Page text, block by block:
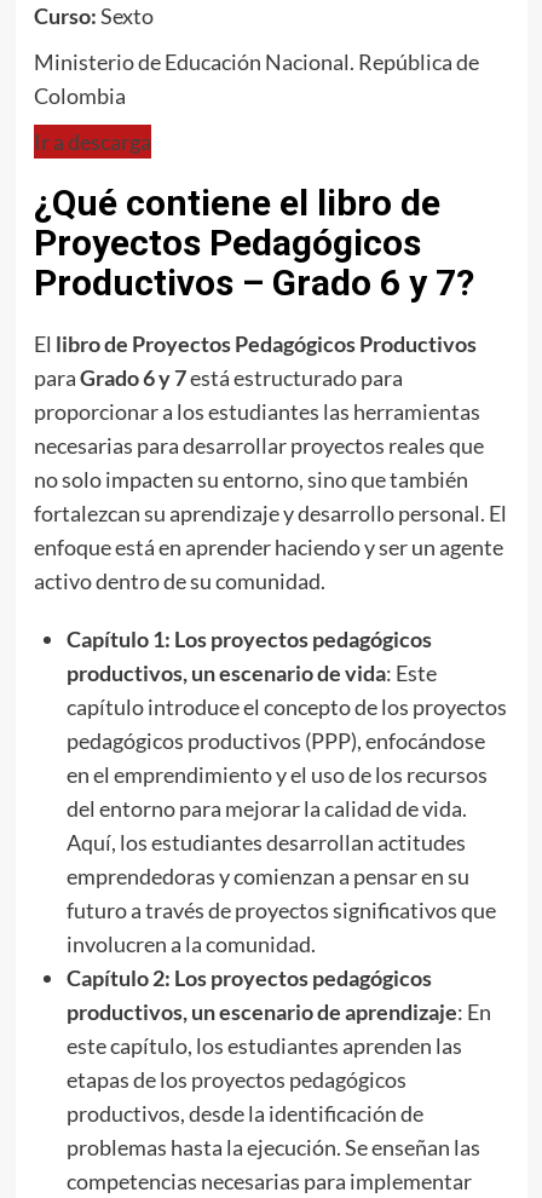
Curso:Sexto
Ministerio de Educación Nacional. República de
Colombia
Ir a descarga
¿Qué contiene el libro de
Proyectos Pedagógicos
Productivos – Grado 6 y 7?
El libro de Proyectos Pedagógicos Productivos
paraGrado 6 y 7está estructurado para
proporcionar a los estudiantes las herramientas
necesarias para desarrollar proyectos reales que
no solo impacten su entorno, sino que también
fortalezcan su aprendizaje y desarrollo personal. El
enfoque está en aprender haciendo y ser un agente
activo dentro de su comunidad.
Capítulo 1: Los proyectos pedagógicos
productivos, un escenario de vida: Este
capítulo introduce el concepto de los proyectos
pedagógicos productivos (PPP), enfocándose
en el emprendimiento y el uso de los recursos
del entorno para mejorar la calidad de vida.
Aquí, los estudiantes desarrollan actitudes
emprendedoras y comienzan a pensar en su
futuro a través de proyectos significativos que
involucren a la comunidad.
Capítulo 2: Los proyectos pedagógicos
productivos, un escenario de aprendizaje: En
este capítulo, los estudiantes aprenden las
etapas de los proyectos pedagógicos
productivos, desde la identificación de
problemas hasta la ejecución. Se enseñan las
competencias necesarias para implementar